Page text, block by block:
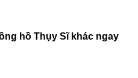
hồ Thụy Sĩkhác ngay